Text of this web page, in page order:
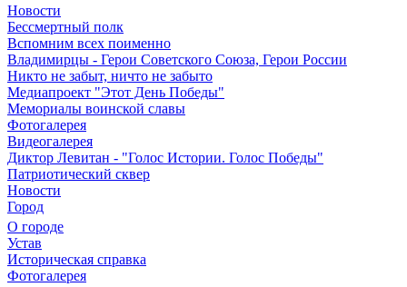
Новости
Бессмертный полк
Вспомним всех поименно
Владимирцы - Герои Советского Союза, Герои России
Никто не забыт, ничто не забыто
Медиапроект "Этот День Победы"
Мемориалы воинской славы
Фотогалерея
Видеогалерея
Диктор Левитан - "Голос Истории. Голос Победы"
Патриотический сквер
Новости
Город
О городе
Устав
Историческая справка
Фотогалерея